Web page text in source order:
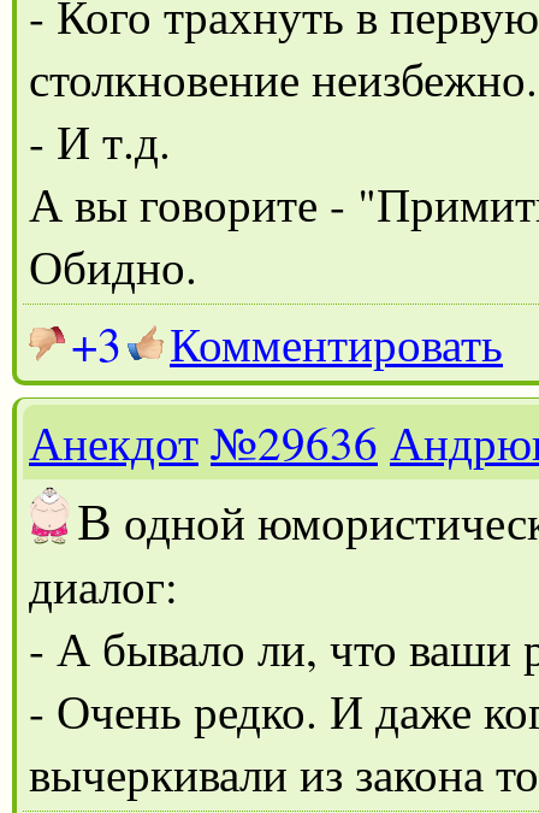
- Кого трахнуть в
столкновение неизбежно.
- И т.д.
А вы говорите -
Обидно.
+3
Комментировать
Анекдот№29636
В одной
диалог:
- А бывало ли, что ваши
- Очень редко. И даже
вычеркивали из закона